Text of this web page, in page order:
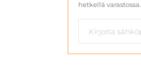
hetkellä varastossa.